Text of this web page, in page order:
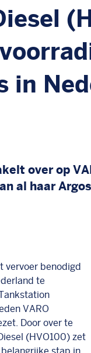
in
over op
al haar
vervoer benodigd
te
VARO
Door over te
(HVO100) zet